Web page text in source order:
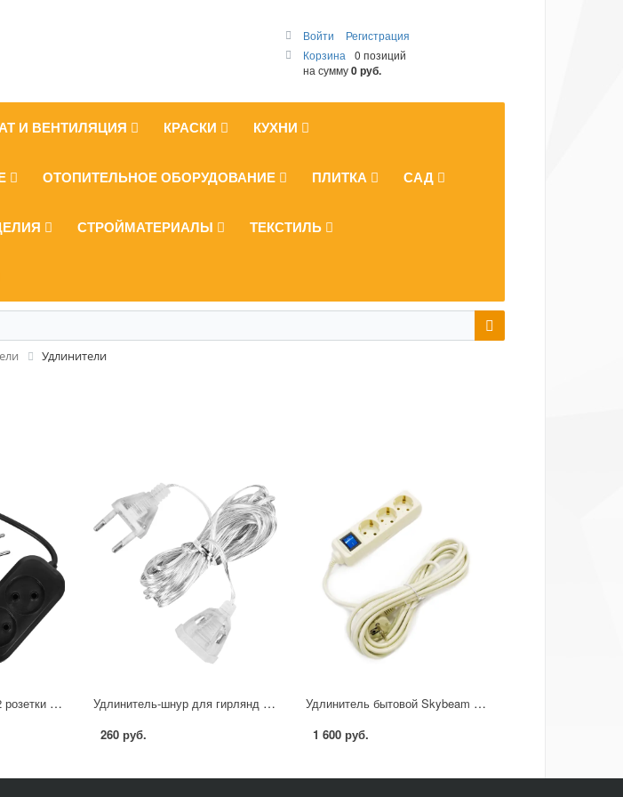
Войти
Регистрация
Корзина
0 позиций
на сумму0 руб.
И ВЕНТИЛЯЦИЯ КРАСКИ КУХНИ
ОТОПИТЕЛЬНОЕ ОБОРУДОВАНИЕ ПЛИТКА САД
СТРОЙМАТЕРИАЛЫ ТЕКСТИЛЬ
Удлинители
Удлинитель бытовой 2 розетки 2x1.5 без заземления 1.5 м цвет черный Удлинитель-шнур для гирлянд Oxion 5 м
260 руб.
Удлинитель бытовой Skybeam 3 розетки с заземлением 3x1.5 мм 5 м 3500 Вт цвет бежевый
1 600 руб.